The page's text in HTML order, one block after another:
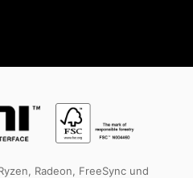
Radeon, FreeSync und